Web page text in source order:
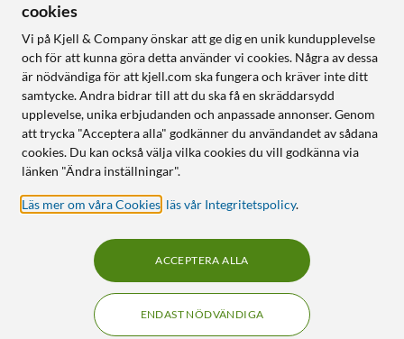
cookies
Vi på Kjell & Company önskar att ge dig en unik kundupplevelse
och för att kunna göra detta använder vi cookies. Några av dessa
är nödvändiga för att kjell.com ska fungera och kräver inte ditt
samtycke. Andra bidrar till att du ska få en skräddarsydd
upplevelse, unika erbjudanden och anpassade annonser. Genom
att trycka "Acceptera alla" godkänner du användandet av sådana
cookies. Du kan också välja vilka cookies du vill godkänna via
länken "Ändra inställningar".
Läs mer om våra Cookies läs vår Integritetspolicy.
ENDAST NÖDVÄNDIGA
ACCEPTERA ALLA